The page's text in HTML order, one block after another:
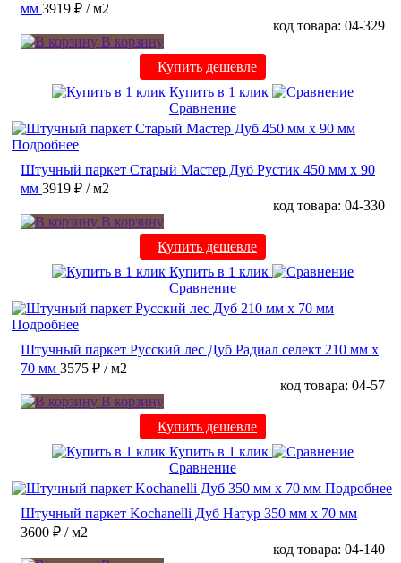
мм 3919 ₽ / м2
код товара: 04-329
В корзину
Купить дешевле
Купить в 1 клик
Сравнение
Подробнее
Штучный паркет Старый Мастер Дуб Рустик 450 мм х 90
мм 3919 ₽ / м2
код товара: 04-330
В корзину
Купить дешевле
Купить в 1 клик
Сравнение
Подробнее
Штучный паркет Русский лес Дуб Радиал cелект 210 мм х
70 мм 3575 ₽ / м2
код товара: 04-57
В корзину
Купить дешевле
Купить в 1 клик
Сравнение
Подробнее
Штучный паркет Kochanelli Дуб Натур 350 мм х 70 мм
3600 ₽ / м2
код товара: 04-140